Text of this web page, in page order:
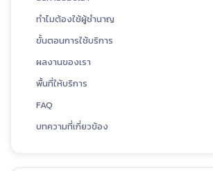
ทำไมต้องใช้ผู้ชำนาญ
ขั้นตอนการใช้บริการ
ผลงานของเรา
พื้นที่ให้บริการ
FAQ
บทความที่เกี่ยวข้อง